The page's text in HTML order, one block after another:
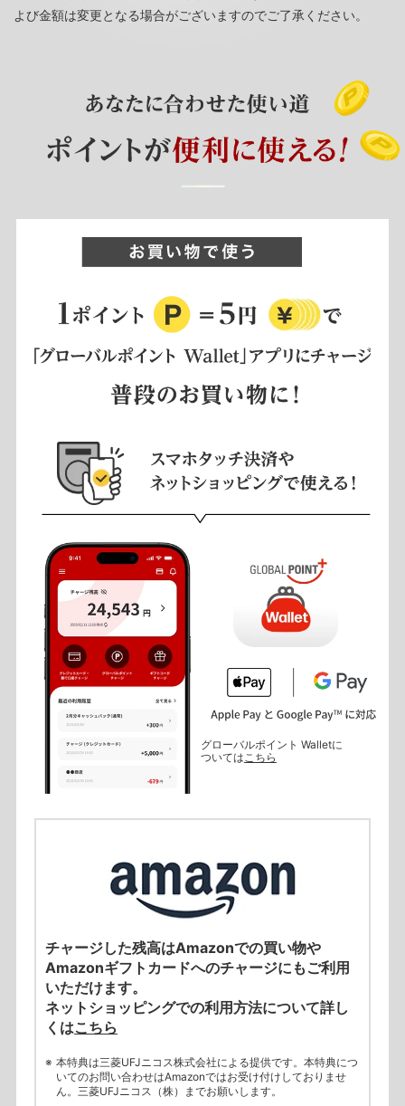
よび金額は変更となる場合がございますのでご了承ください。
グローバルポイント Walletに
ついては こちら
チャージした残高はAmazonでの買い物や
Amazonギフトカードへのチャージにもご利用
いただけます。
ネットショッピングでの利用方法について詳し
くはこちら
本特典は三菱UFJニコス株式会社による提供です。本特典につ
いてのお問い合わせはAmazonではお受け付けしておりませ
ん。三菱UFJニコス（株）までお願いします。